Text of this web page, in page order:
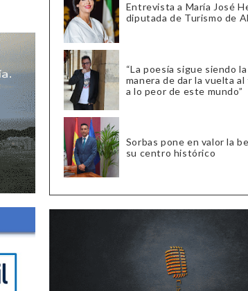
Entrevista a María José
diputada de Turismo de
“La poesía sigue siendo
manera de dar la vuelta
a lo peor de este mundo”
Sorbas pone en valor la
su centro histórico